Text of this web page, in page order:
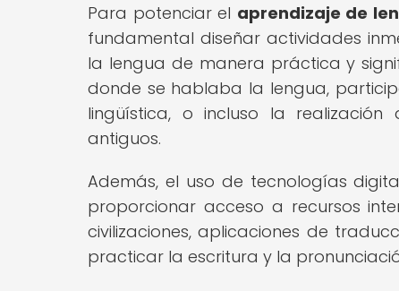
Para potenciar el aprendizaje de
fundamental diseñar actividades
la lengua de manera práctica y
donde se hablaba la lengua,
lingüística, o incluso la
antiguos.
Además, el uso de tecnologías
proporcionar acceso a recursos
civilizaciones, aplicaciones de
practicar la escritura y la